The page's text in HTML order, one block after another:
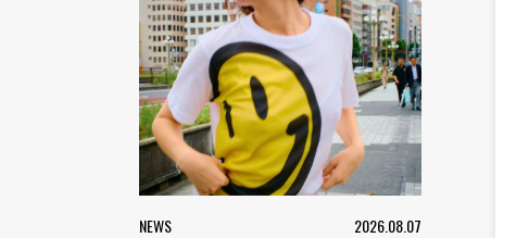
NEWS 2026.08.07